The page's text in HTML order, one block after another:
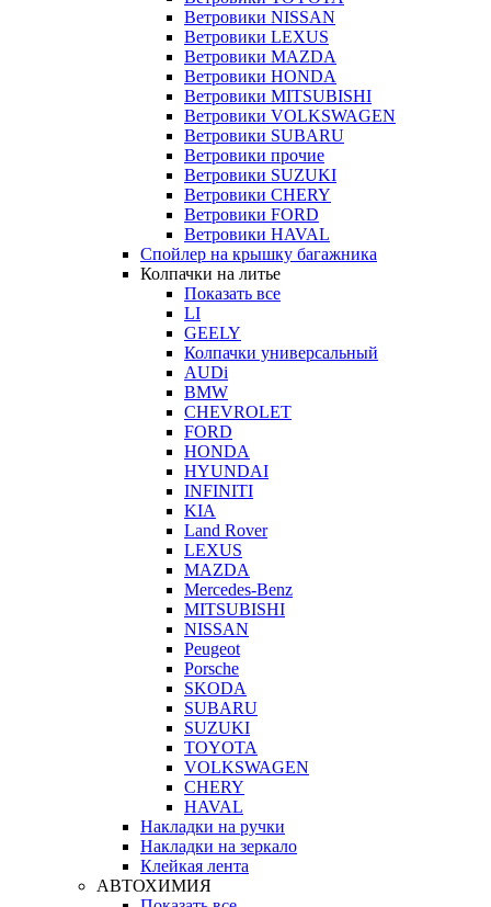
Ветровики NISSAN
Ветровики LEXUS
Ветровики MAZDA
Ветровики HONDA
Ветровики MITSUBISHI
Ветровики VOLKSWAGEN
Ветровики SUBARU
Ветровики прочие
Ветровики SUZUKI
Ветровики CHERY
Ветровики FORD
Ветровики HAVAL
Спойлер на крышку багажника
Колпачки на литье
Показать все
LI
GEELY
Колпачки универсальный
AUDi
BMW
CHEVROLET
FORD
HONDA
HYUNDAI
INFINITI
KIA
Land Rover
LEXUS
MAZDA
Mercedes-Benz
MITSUBISHI
NISSAN
Peugeot
Porsche
SKODA
SUBARU
SUZUKI
TOYOTA
VOLKSWAGEN
CHERY
HAVAL
Накладки на ручки
Накладки на зеркало
Клейкая лента
АВТОХИМИЯ